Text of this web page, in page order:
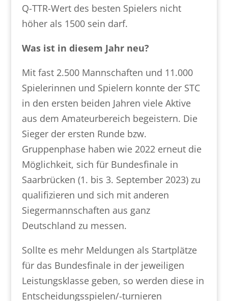
Q-TTR-Wert des besten Spielers nicht
höher als 1500 sein darf.
Was ist in diesem Jahr neu?
Mit fast 2.500 Mannschaften und 11.000
Spielerinnen und Spielern konnte der STC
in den ersten beiden Jahren viele Aktive
aus dem Amateurbereich begeistern. Die
Sieger der ersten Runde bzw.
Gruppenphase haben wie 2022 erneut die
Möglichkeit, sich für Bundesfinale in
Saarbrücken (1. bis 3. September 2023) zu
qualifizieren und sich mit anderen
Siegermannschaften aus ganz
Deutschland zu messen.
Sollte es mehr Meldungen als Startplätze
für das Bundesfinale in der jeweiligen
Leistungsklasse geben, so werden diese in
Entscheidungsspielen/-turnieren